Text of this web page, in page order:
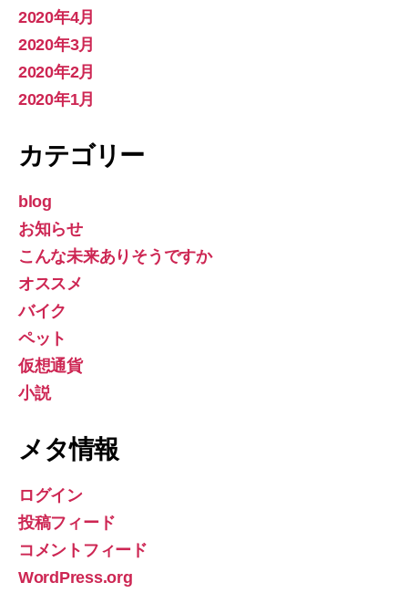
2020年4月
2020年3月
2020年2月
2020年1月
カテゴリー
blog
お知らせ
こんな未来ありそうですか
オススメ
バイク
ペット
仮想通貨
小説
メタ情報
ログイン
投稿フィード
コメントフィード
WordPress.org